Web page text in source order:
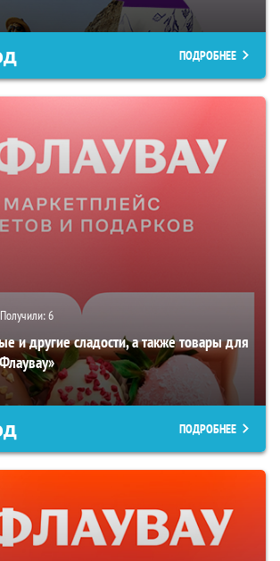
ПОДРОБНЕЕ
Получили:6
и другие сладости, а также товары для
ПОДРОБНЕЕ